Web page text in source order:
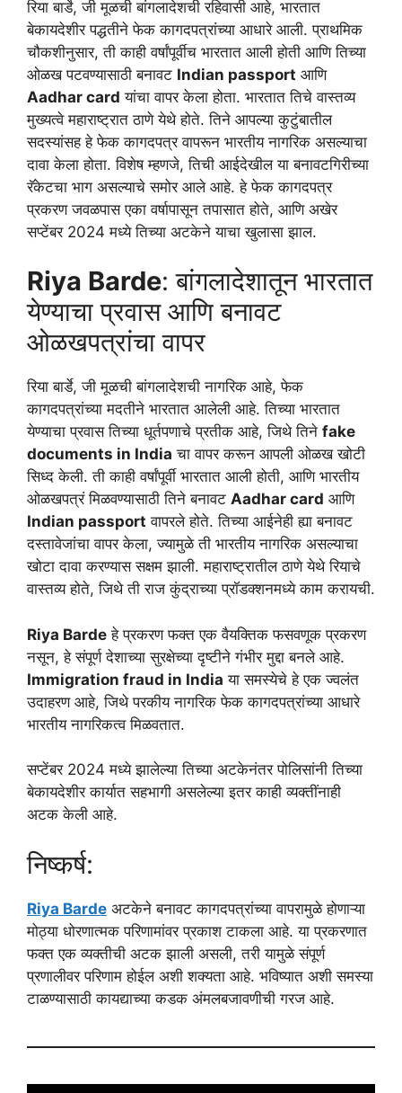
रिया बार्डे, जी मूळची बांगलादेशची रहिवासी आहे, भारतात
बेकायदेशीर पद्धतीने फेक कागदपत्रांच्या आधारे आली. प्राथमिक
चौकशीनुसार, ती काही वर्षांपूर्वीच भारतात आली होती आणि तिच्या
ओळख पटवण्यासाठी बनावट Indian passport आणि
Aadhar card यांचा वापर केला होता. भारतात तिचे वास्तव्य
मुख्यत्वे महाराष्ट्रात ठाणे येथे होते. तिने आपल्या कुटुंबातील
सदस्यांसह हे फेक कागदपत्र वापरून भारतीय नागरिक असल्याचा
दावा केला होता. विशेष म्हणजे, तिची आईदेखील या बनावटगिरीच्या
रॅकेटचा भाग असल्याचे समोर आले आहे. हे फेक कागदपत्र
प्रकरण जवळपास एका वर्षापासून तपासात होते, आणि अखेर
सप्टेंबर 2024 मध्ये तिच्या अटकेने याचा खुलासा झाल.
Riya Barde: बांगलादेशातून भारतात
येण्याचा प्रवास आणि बनावट
ओळखपत्रांचा वापर
रिया बार्डे, जी मूळची बांगलादेशची नागरिक आहे, फेक
कागदपत्रांच्या मदतीने भारतात आलेली आहे. तिच्या भारतात
येण्याचा प्रवास तिच्या धूर्तपणाचे प्रतीक आहे, जिथे तिने fake
documents in India चा वापर करून आपली ओळख खोटी
सिध्द केली. ती काही वर्षांपूर्वी भारतात आली होती, आणि भारतीय
ओळखपत्रं मिळवण्यासाठी तिने बनावट Aadhar card आणि
Indian passport वापरले होते. तिच्या आईनेही ह्या बनावट
दस्तावेजांचा वापर केला, ज्यामुळे ती भारतीय नागरिक असल्याचा
खोटा दावा करण्यास सक्षम झाली. महाराष्ट्रातील ठाणे येथे रियाचे
वास्तव्य होते, जिथे ती राज कुंद्राच्या प्रॉडक्शनमध्ये काम करायची.
Riya Barde हे प्रकरण फक्त एक वैयक्तिक फसवणूक प्रकरण
नसून, हे संपूर्ण देशाच्या सुरक्षेच्या दृष्टीने गंभीर मुद्दा बनले आहे.
Immigration fraud in India या समस्येचे हे एक ज्वलंत
उदाहरण आहे, जिथे परकीय नागरिक फेक कागदपत्रांच्या आधारे
भारतीय नागरिकत्व मिळवतात.
सप्टेंबर 2024 मध्ये झालेल्या तिच्या अटकेनंतर पोलिसांनी तिच्या
बेकायदेशीर कार्यात सहभागी असलेल्या इतर काही व्यक्तींनाही
अटक केली आहे.
निष्कर्ष:
Riya Barde अटकेने बनावट कागदपत्रांच्या वापरामुळे होणाऱ्या
मोठ्या धोरणात्मक परिणामांवर प्रकाश टाकला आहे. या प्रकरणात
फक्त एक व्यक्तीची अटक झाली असली, तरी यामुळे संपूर्ण
प्रणालीवर परिणाम होईल अशी शक्यता आहे. भविष्यात अशी समस्या
टाळण्यासाठी कायद्याच्या कडक अंमलबजावणीची गरज आहे.